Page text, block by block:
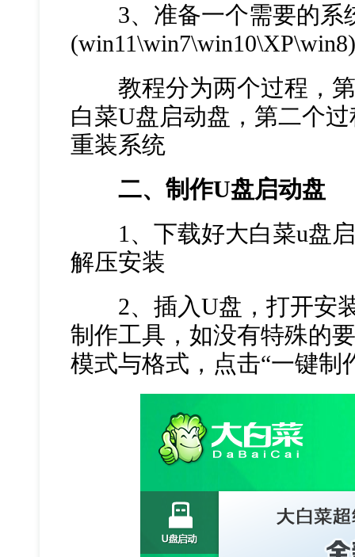
3、准备一个需要的系
(win11\win7\win10\XP\win8)
教程分为两个过程，第
白菜U盘启动盘，第二个
重装系统
二、制作U盘启动盘
1、下载好大白菜u盘启
解压安装
2、插入U盘，打开安
制作工具，如没有特殊的
模式与格式，点击“一键制